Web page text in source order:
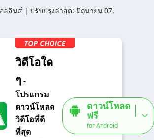
ลลินส์ | ปรับปรุงล่าสุด: มิถุนายน 07,
วิดีโอใด
ๆ -
โปรแกรม
ดาวน์โหลด
วิดีโอที่ดี
ที่สุด
ดาวน์โหลด
ฟรี
for Android